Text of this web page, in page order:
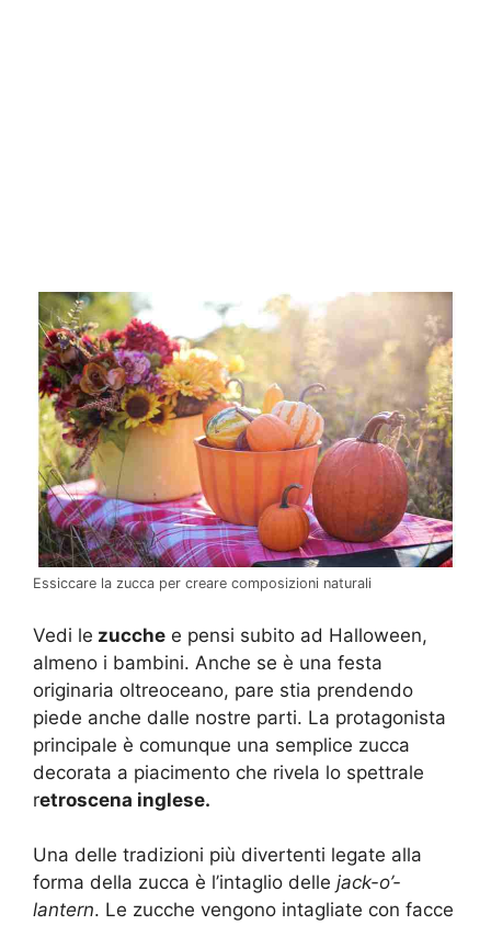
Essiccare la zucca per creare composizioni naturali
Vedi le zucche e pensi subito ad Halloween,
almeno i bambini. Anche se è una festa
originaria oltreoceano, pare stia prendendo
piede anche dalle nostre parti. La protagonista
principale è comunque una semplice zucca
decorata a piacimento che rivela lo spettrale
retroscena inglese.
Una delle tradizioni più divertenti legate alla
forma della zucca è l’intaglio delle jack-o’-
lantern. Le zucche vengono intagliate con facce